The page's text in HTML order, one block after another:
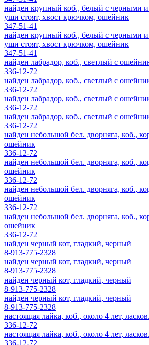
найден крупный коб., белый с черными
уши стоят, хвост крючком, ошейник
347-51-41
найден крупный коб., белый с черными
уши стоят, хвост крючком, ошейник
347-51-41
найден лабрадор, коб., светлый с
336-12-72
найден лабрадор, коб., светлый с
336-12-72
найден лабрадор, коб., светлый с
336-12-72
найден лабрадор, коб., светлый с
336-12-72
найден небольшой бел. дворняга, коб.,
ошейник
336-12-72
найден небольшой бел. дворняга, коб.,
ошейник
336-12-72
найден небольшой бел. дворняга, коб.,
ошейник
336-12-72
найден небольшой бел. дворняга, коб.,
ошейник
336-12-72
найден черный кот, гладкий, черный
8-913-775-2328
найден черный кот, гладкий, черный
8-913-775-2328
найден черный кот, гладкий, черный
8-913-775-2328
найден черный кот, гладкий, черный
8-913-775-2328
настоящая лайка, коб., около 4 лет,
336-12-72
настоящая лайка, коб., около 4 лет,
336-12-72